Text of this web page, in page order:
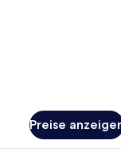
Preise